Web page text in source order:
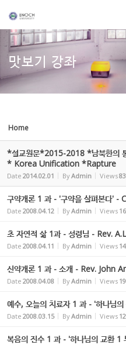
맛보기 강좌
Home
*설교원문*2015-2018 *남북한의
* Korea Unification *Rapture
Date 2014.02.01 ByAdmin Views
구약개론 1 과 - '구약을 살펴본다
Date 2008.04.12 ByAdmin Views
초 자연적 삶 1과 - 성령님 - Rev.
Date 2008.04.11 ByAdmin Views
신약개론 1 과 - 소개 - Rev. John
Date 2008.04.08 ByAdmin Views
예수, 오늘의 치료자 1 과 - '하나님
Date 2008.03.15 ByAdmin Views
복음의 진수 1 과 - '하나님의 교환